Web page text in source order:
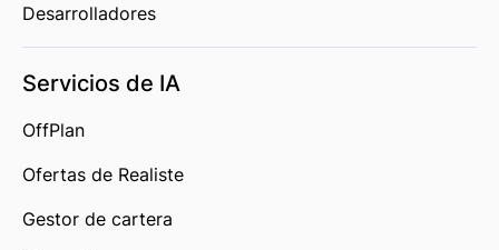
Desarrolladores
Servicios de IA
OffPlan
Ofertas de Realiste
Gestor de cartera